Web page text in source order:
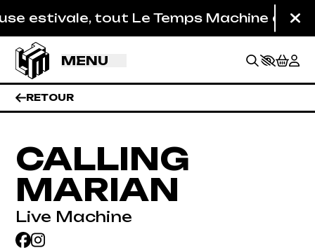
estivale, tout Le Temps Machine est
MENU
RETOUR
CALLING
MARIAN
Live Machine